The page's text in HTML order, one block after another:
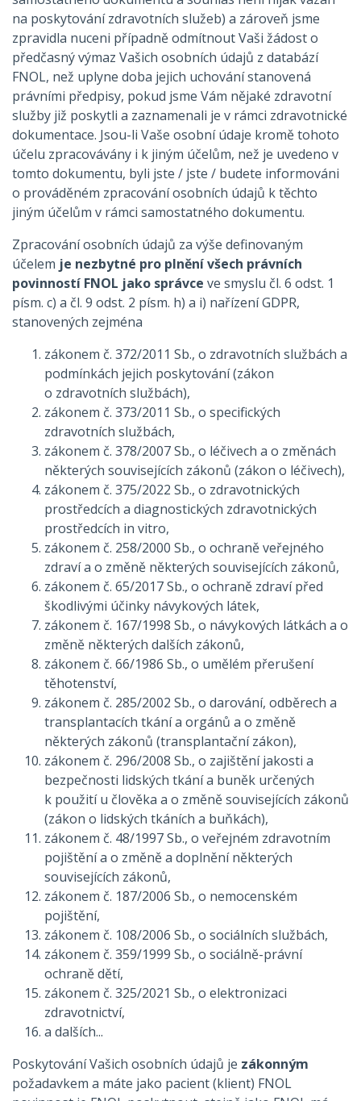
na poskytování zdravotních služeb) a zároveň jsme
zpravidla nuceni případně odmítnout Vaši žádost o
předčasný výmaz Vašich osobních údajů z databází
FNOL, než uplyne doba jejich uchování stanovená
právními předpisy, pokud jsme Vám nějaké zdravotní
služby již poskytli a zaznamenali je v rámci zdravotnické
dokumentace. Jsou-li Vaše osobní údaje kromě tohoto
účelu zpracovávány i k jiným účelům, než je uvedeno v
tomto dokumentu, byli jste / jste / budete informováni
o prováděném zpracování osobních údajů k těchto
jiným účelům v rámci samostatného dokumentu.
Zpracování osobních údajů za výše definovaným
účelem je nezbytné pro plnění všech právních
povinností FNOL jako správce ve smyslu čl. 6 odst. 1
písm. c) a čl. 9 odst. 2 písm. h) a i) nařízení GDPR,
stanovených zejména
zákonem č. 372/2011 Sb., o zdravotních službách a
podmínkách jejich poskytování (zákon
o zdravotních službách),
zákonem č. 373/2011 Sb., o specifických
zdravotních službách,
zákonem č. 378/2007 Sb., o léčivech a o změnách
některých souvisejících zákonů (zákon o léčivech),
zákonem č. 375/2022 Sb., o zdravotnických
prostředcích a diagnostických zdravotnických
prostředcích in vitro,
zákonem č. 258/2000 Sb., o ochraně veřejného
zdraví a o změně některých souvisejících zákonů,
zákonem č. 65/2017 Sb., o ochraně zdraví před
škodlivými účinky návykových látek,
zákonem č. 167/1998 Sb., o návykových látkách a o
změně některých dalších zákonů,
zákonem č. 66/1986 Sb., o umělém přerušení
těhotenství,
zákonem č. 285/2002 Sb., o darování, odběrech a
transplantacích tkání a orgánů a o změně
některých zákonů (transplantační zákon),
zákonem č. 296/2008 Sb., o zajištění jakosti a
bezpečnosti lidských tkání a buněk určených
k použití u člověka a o změně souvisejících zákonů
(zákon o lidských tkáních a buňkách),
zákonem č. 48/1997 Sb., o veřejném zdravotním
pojištění a o změně a doplnění některých
souvisejících zákonů,
zákonem č. 187/2006 Sb., o nemocenském
pojištění,
zákonem č. 108/2006 Sb., o sociálních službách,
zákonem č. 359/1999 Sb., o sociálně-právní
ochraně dětí,
zákonem č. 325/2021 Sb., o elektronizaci
zdravotnictví,
a dalších...
Poskytování Vašich osobních údajů je zákonným
požadavkem a máte jako pacient (klient) FNOL